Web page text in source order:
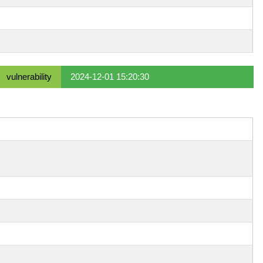
vulnerability 2024-12-01 15:20:30